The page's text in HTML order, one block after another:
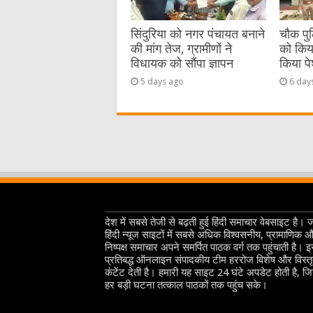
सिंदुरिया को नगर पंचायत बनाने
की मांग तेज, ग्रामीणों ने
विधायक को सौंपा ज्ञापन
5 days ago
चौक
को
किया
6
देश में सबसे तेजी से बढ़ती हुई हिंदी समाचार वेबसाइट है।
हिंदी न्यूज साइटों में सबसे अधिक विश्वसनीय, प्रामाणिक
निष्पक्ष समाचार अपने समर्पित पाठक वर्ग तक पहुंचाती है।
प्रतिबद्ध ऑनलाइन संपादकीय टीम हररोज विशेष और
कंटेंट देती है। हमारी यह साइट 24 घंटे अपडेट होती है,
हर बड़ी घटना तत्काल पाठकों तक पहुंच सके।